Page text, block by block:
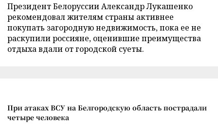
Президент Белоруссии Александр Лукашенко
рекомендовал жителям страны активнее
покупать загородную недвижимость, пока ее не
раскупили россияне, оценившие преимущества
отдыха вдали от городской суеты.
При атаках ВСУ на Белгородскую область пострадали
четыре человека